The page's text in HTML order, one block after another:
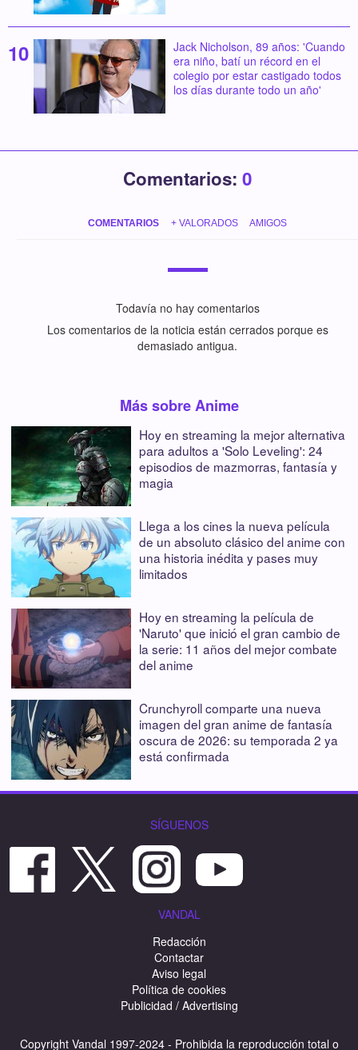
Jack Nicholson, 89 años: 'Cuando
era niño, batí un récord en el
colegio por estar castigado todos
los días durante todo un año'
Comentarios: 0
COMENTARIOS + VALORADOS AMIGOS
Todavía no hay comentarios
Los comentarios de la noticia están cerrados porque es
demasiado antigua.
Más sobre Anime
Hoy en streaming la mejor alternativa
para adultos a 'Solo Leveling': 24
episodios de mazmorras, fantasía y
magia
Llega a los cines la nueva película
de un absoluto clásico del anime con
una historia inédita y pases muy
limitados
Hoy en streaming la película de
'Naruto' que inició el gran cambio de
la serie: 11 años del mejor combate
del anime
Crunchyroll comparte una nueva
imagen del gran anime de fantasía
oscura de 2026: su temporada 2 ya
está confirmada
SÍGUENOS
VANDAL
Redacción
Contactar
Aviso legal
Política de cookies
Publicidad / Advertising
Copyright Vandal 1997-2024 - Prohibida la reproducción total o